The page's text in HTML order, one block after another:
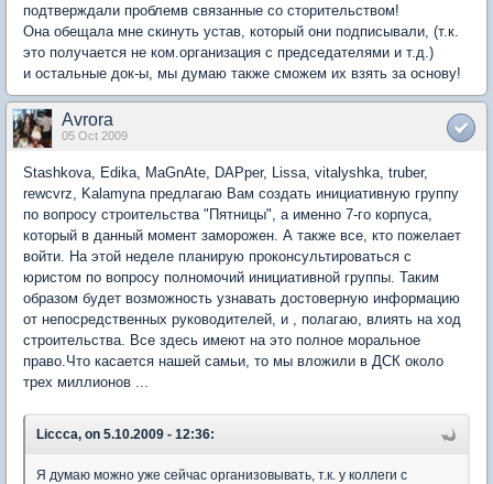
подтверждали проблемв связанные со сторительством!
Она обещала мне скинуть устав, который они подписывали, (т.к.
это получается не ком.организация с председателями и т.д.)
и остальные док-ы, мы думаю также сможем их взять за основу!
Avrora
05 Oct 2009
Stashkova, Edika, MaGnAte, DAPper, Lissa, vitalyshka, truber,
rewcvrz, Kalamyna предлагаю Вам создать инициативную группу
по вопросу строительства "Пятницы", а именно 7-го корпуса,
который в данный момент заморожен. А также все, кто пожелает
войти. На этой неделе планирую проконсультироваться с
юристом по вопросу полномочий инициативной группы. Таким
образом будет возможность узнавать достоверную информацию
от непосредственных руководителей, и , полагаю, влиять на ход
строительства. Все здесь имеют на это полное моральное
право.Что касается нашей самьи, то мы вложили в ДСК около
трех миллионов ...
Liccca, on 5.10.2009 - 12:36:
Я думаю можно уже сейчас организовывать, т.к. у коллеги с